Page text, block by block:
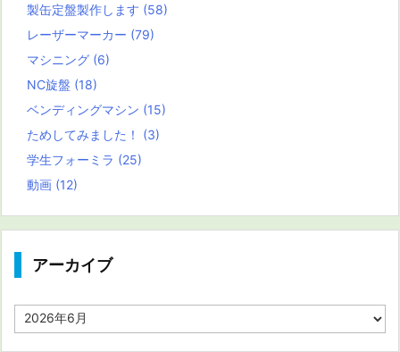
製缶定盤製作します (58)
レーザーマーカー (79)
マシニング (6)
NC旋盤 (18)
ベンディングマシン (15)
ためしてみました！ (3)
学生フォーミラ (25)
動画 (12)
アーカイブ
ア